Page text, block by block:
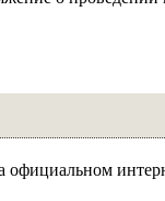
официальном